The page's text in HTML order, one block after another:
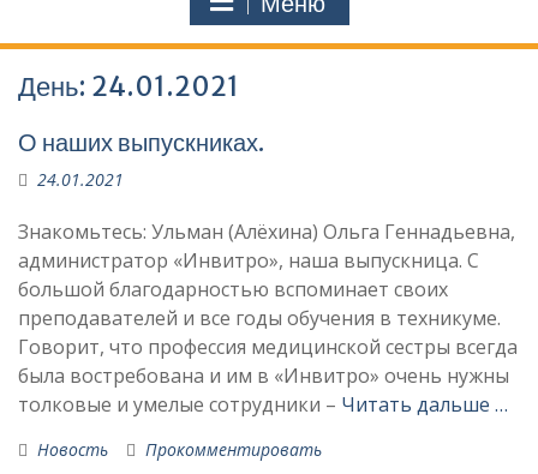
День: 24.01.2021
О наших выпускниках.
24.01.2021
Знакомьтесь: Ульман (Алёхина) Ольга Геннадьевна,
администратор «Инвитро», наша выпускница. С
большой благодарностью вспоминает своих
преподавателей и все годы обучения в техникуме.
Говорит, что профессия медицинской сестры всегда
была востребована и им в «Инвитро» очень нужны
толковые и умелые сотрудники – Читать дальше …
Новость Прокомментировать